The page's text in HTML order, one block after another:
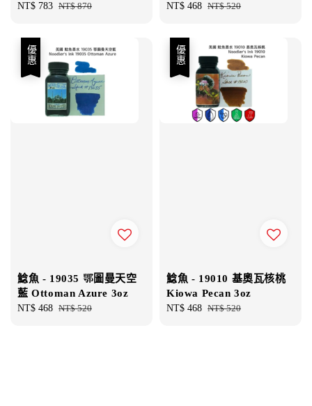
Sale
NT$ 783 Regular
NT$ 870
Sale
NT$ 468 Regular
NT$ 520
優惠
鯰魚 - 19035 鄂圖曼天空
藍 Ottoman Azure 3oz
Sale
NT$ 468 Regular
NT$ 520
優惠
鯰魚 - 19010 基奧瓦核桃
Kiowa Pecan 3oz
Sale
NT$ 468 Regular
NT$ 520